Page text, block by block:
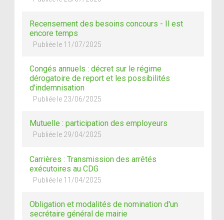
Recensement des besoins concours - Il est
encore temps
Publiée le 11/07/2025
Congés annuels : décret sur le régime
dérogatoire de report et les possibilités
d'indemnisation
Publiée le 23/06/2025
Mutuelle : participation des employeurs
Publiée le 29/04/2025
Carrières : Transmission des arrêtés
exécutoires au CDG
Publiée le 11/04/2025
Obligation et modalités de nomination d'un
secrétaire général de mairie